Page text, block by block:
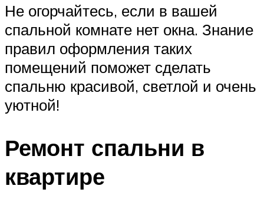
Не огорчайтесь, если в вашей
спальной комнате нет окна. Знание
правил оформления таких
помещений поможет сделать
спальню красивой, светлой и очень
уютной!
Ремонт спальни в
квартире